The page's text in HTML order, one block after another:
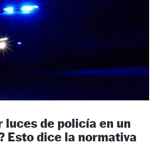
luces de policía en un
Esto dice la normativa